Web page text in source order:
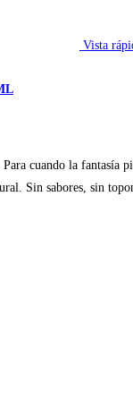
Vista
cuando la fantasía
Sin sabores, sin